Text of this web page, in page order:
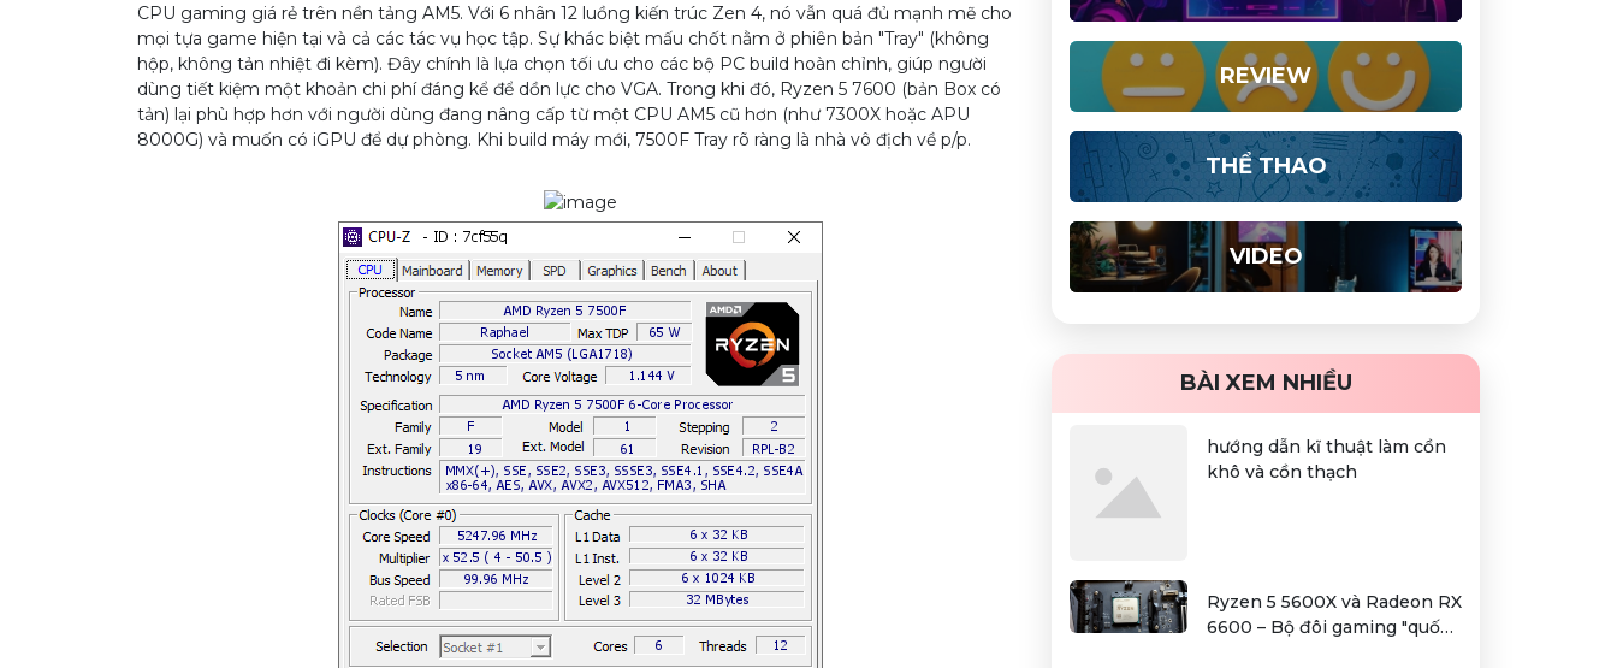
CPU gaming giá rẻ trên nền tảng AM5. Với 6 nhân 12 luồng kiến trúc Zen 4, nó vẫn quá đủ mạnh mẽ cho
mọi tựa game hiện tại và cả các tác vụ học tập. Sự khác biệt mấu chốt nằm ở phiên bản "Tray" (không
hộp, không tản nhiệt đi kèm). Đây chính là lựa chọn tối ưu cho các bộ PC build hoàn chỉnh, giúp người
dùng tiết kiệm một khoản chi phí đáng kể để dồn lực cho VGA. Trong khi đó, Ryzen 5 7600 (bản Box có
tản) lại phù hợp hơn với người dùng đang nâng cấp từ một CPU AM5 cũ hơn (như 7300X hoặc APU
8000G) và muốn có iGPU để dự phòng. Khi build máy mới, 7500F Tray rõ ràng là nhà vô địch về p/p.
REVIEW
THỂ THAO
VIDEO
BÀI XEM NHIỀU
hướng dẫn kĩ thuật làm cồn
khô và cồn thạch
Ryzen 5 5600X và Radeon RX
6600 – Bộ đôi gaming "quốc